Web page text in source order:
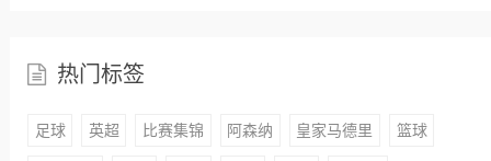
热门标签
足球 英超 比赛集锦 阿森纳 皇家马德里 篮球